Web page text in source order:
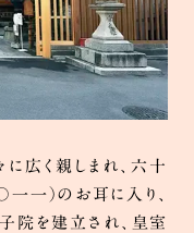
広く親しまれ、六十
一）のお耳に入り、
院を建立され、皇室